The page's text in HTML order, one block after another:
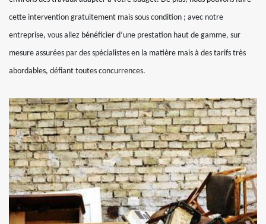
cette intervention gratuitement mais sous condition ; avec notre
entreprise, vous allez bénéficier d’une prestation haut de gamme, sur
mesure assurées par des spécialistes en la matière mais à des tarifs très
abordables, défiant toutes concurrences.